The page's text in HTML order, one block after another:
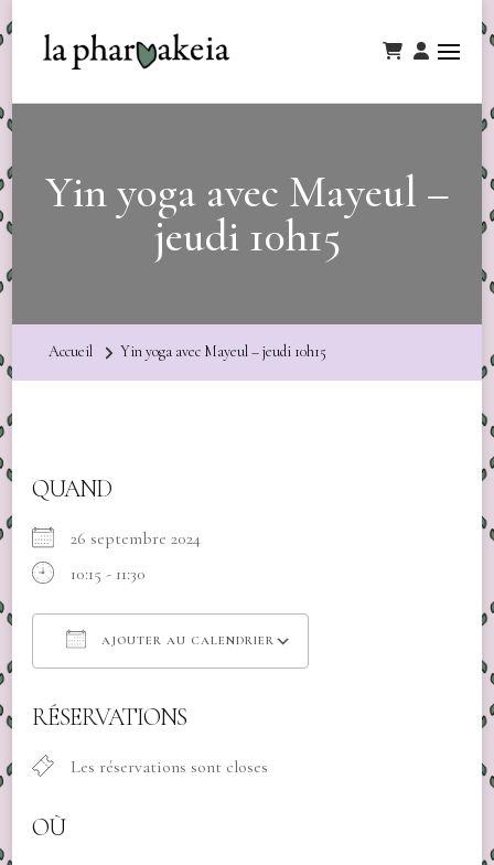
Yin yoga avec Mayeul –
jeudi 10h15
Accueil Yin yoga avec Mayeul – jeudi 10h15
QUAND
26 septembre 2024
10:15 - 11:30
AJOUTER AU CALENDRIER
RÉSERVATIONS
Les réservations sont closes
OÙ